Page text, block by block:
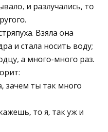
и разлучались, то
Взяла она
и стала носить воду;
а много-много раз.
зачем ты так много
то я, так уж и